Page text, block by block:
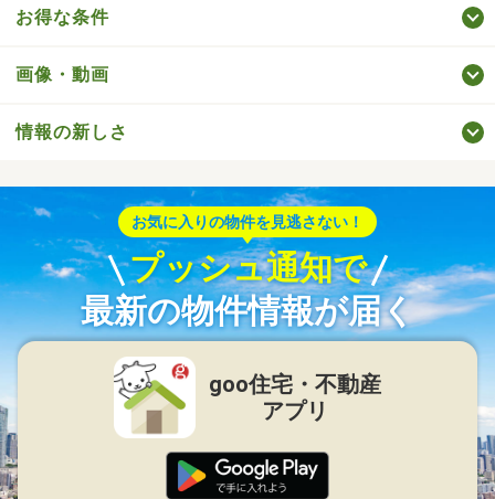
お得な条件
画像・動画
情報の新しさ
お気に入りの物件を見逃さない！
プッシュ通知で
最新の物件情報が届く
goo住宅・不動産
アプリ